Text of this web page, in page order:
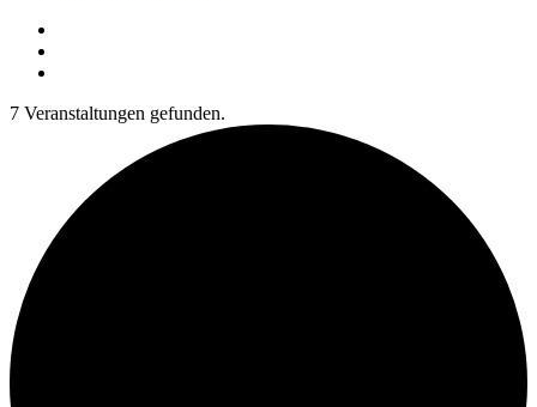
7 Veranstaltungen gefunden.